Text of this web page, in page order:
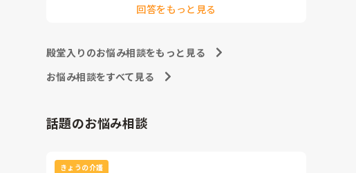
回答をもっと見る
殿堂入りのお悩み相談をもっと見る
お悩み相談をすべて見る
話題のお悩み相談
きょうの介護